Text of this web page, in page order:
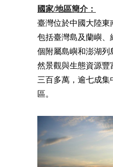
國家/地區簡介：
臺灣位於中國大陸東
包括臺灣島及蘭嶼、
個附屬島嶼和澎湖列
然景觀與生態資源豐
三百多萬，逾七成集
區。